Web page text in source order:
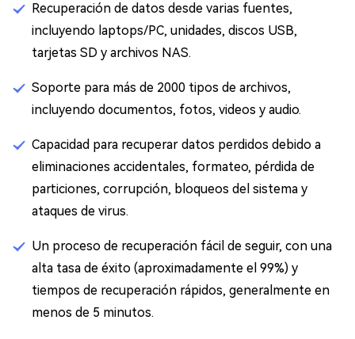
Recuperación de datos desde varias fuentes,
incluyendo laptops/PC, unidades, discos USB,
tarjetas SD y archivos NAS.
Soporte para más de 2000 tipos de archivos,
incluyendo documentos, fotos, videos y audio.
Capacidad para recuperar datos perdidos debido a
eliminaciones accidentales, formateo, pérdida de
particiones, corrupción, bloqueos del sistema y
ataques de virus.
Un proceso de recuperación fácil de seguir, con una
alta tasa de éxito (aproximadamente el 99%) y
tiempos de recuperación rápidos, generalmente en
menos de 5 minutos.